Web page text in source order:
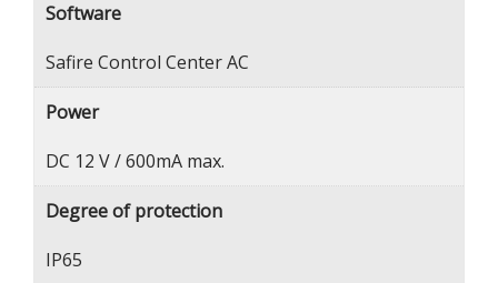
Software
Safire Control Center AC
Power
DC 12 V / 600mA max.
Degree of protection
IP65